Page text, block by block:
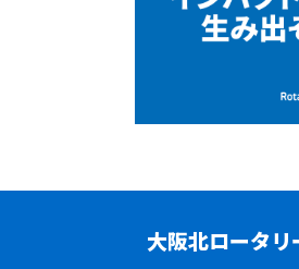
大阪北ロータリ